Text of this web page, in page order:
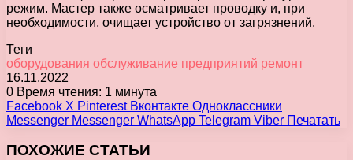
режим. Мастер также осматривает проводку и, при
необходимости, очищает устройство от загрязнений.
Теги
оборудования обслуживание предприятий ремонт
16.11.2022
0 Время чтения: 1 минута
Facebook X Pinterest Вконтакте Одноклассники
Messenger Messenger WhatsApp Telegram Viber Печатать
ПОХОЖИЕ СТАТЬИ